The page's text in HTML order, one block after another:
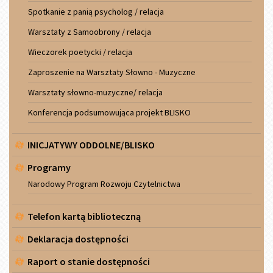
Spotkanie z panią psycholog / relacja
Warsztaty z Samoobrony / relacja
Wieczorek poetycki / relacja
Zaproszenie na Warsztaty Słowno - Muzyczne
Warsztaty słowno-muzyczne/ relacja
Konferencja podsumowująca projekt BLISKO
INICJATYWY ODDOLNE/BLISKO
Programy
Narodowy Program Rozwoju Czytelnictwa
Telefon kartą biblioteczną
Deklaracja dostępności
Raport o stanie dostępności